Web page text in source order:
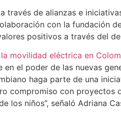
través de alianzas e
con la fundación
positivos a través del
movilidad eléctrica en
en el poder de las nuevas
haga parte de una
compromiso con proyectos
los niños”, señaló Adriana